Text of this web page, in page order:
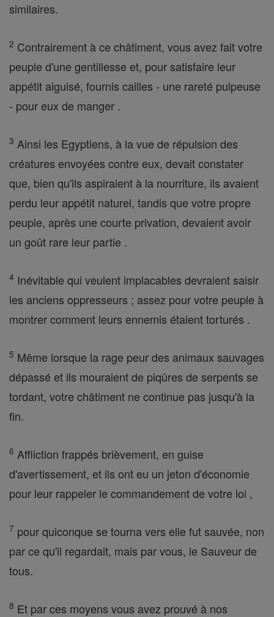
similaires.
2 Contrairement à ce châtiment, vous avez fait votre
peuple d'une gentillesse et, pour satisfaire leur
appétit aiguisé, fournis cailles - une rareté pulpeuse
- pour eux de manger .
3 Ainsi les Egyptiens, à la vue de répulsion des
créatures envoyées contre eux, devait constater
que, bien qu'ils aspiraient à la nourriture, ils avaient
perdu leur appétit naturel, tandis que votre propre
peuple, après une courte privation, devaient avoir
un goût rare leur partie .
4 Inévitable qui veulent implacables devraient saisir
les anciens oppresseurs ; assez pour votre peuple à
montrer comment leurs ennemis étaient torturés .
5 Même lorsque la rage peur des animaux sauvages
dépassé et ils mouraient de piqûres de serpents se
tordant, votre châtiment ne continue pas jusqu'à la
fin.
6 Affliction frappés brièvement, en guise
d'avertissement, et ils ont eu un jeton d'économie
pour leur rappeler le commandement de votre loi ,
7 pour quiconque se tourna vers elle fut sauvée, non
par ce qu'il regardait, mais par vous, le Sauveur de
tous.
8 Et par ces moyens vous avez prouvé à nos